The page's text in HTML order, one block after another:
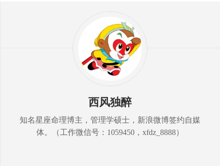
西风独醉
知名星座命理博主，管理学硕士，新浪微博签约自媒
体。（工作微信号：1059450，xfdz_8888）